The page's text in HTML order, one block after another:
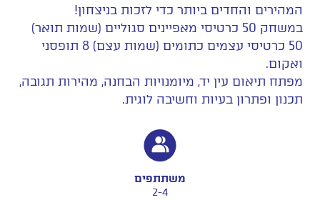
המהירים והחדים ביותר כדי לזכות בניצחון!
במשחק 50 כרטיסי מאפיינים סגוליים (שמות תואר)
50 כרטיסי עצמים כתומים (שמות עצם) 8 תופסני
ואקום.
מפתח תיאום עין יד, מיומנויות הבחנה, מהירות תגובה,
תכנון ופתרון בעיות וחשיבה לוגית.
משתתפים
2-4